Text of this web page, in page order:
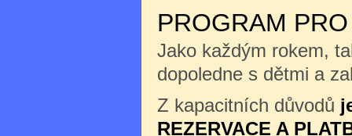
PROGRAM
Jako každým rokem,
dopoledne s dětmi a
Z kapacitních důvodů
REZERVACE A